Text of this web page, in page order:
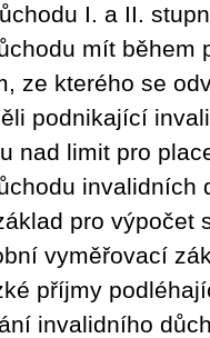
I. a II.
mít během
ze kterého se
podnikající
nad limit pro
invalidních
pro výpočet
vyměřovací
příjmy
invalidního